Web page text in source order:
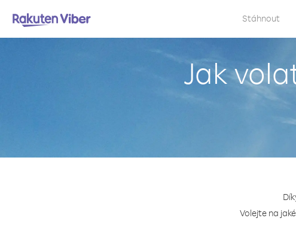
Stáhnout
Jak
Volejte na